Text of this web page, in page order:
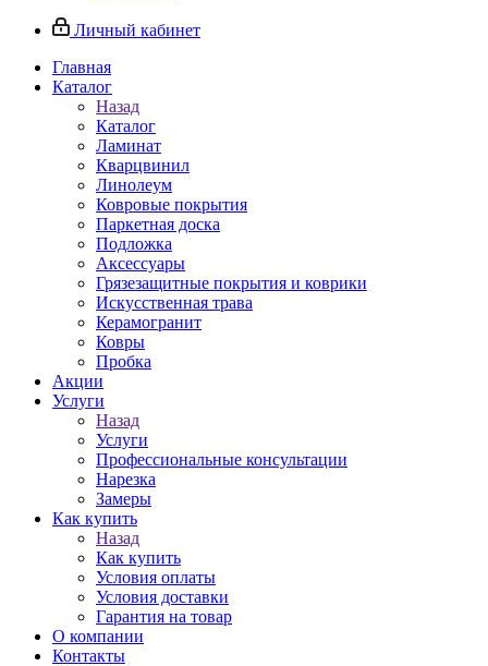
Личный кабинет
Главная
Каталог
Назад
Каталог
Ламинат
Кварцвинил
Линолеум
Ковровые покрытия
Паркетная доска
Подложка
Аксессуары
Грязезащитные покрытия и коврики
Искусственная трава
Керамогранит
Ковры
Пробка
Акции
Услуги
Назад
Услуги
Профессиональные консультации
Нарезка
Замеры
Как купить
Назад
Как купить
Условия оплаты
Условия доставки
Гарантия на товар
О компании
Контакты